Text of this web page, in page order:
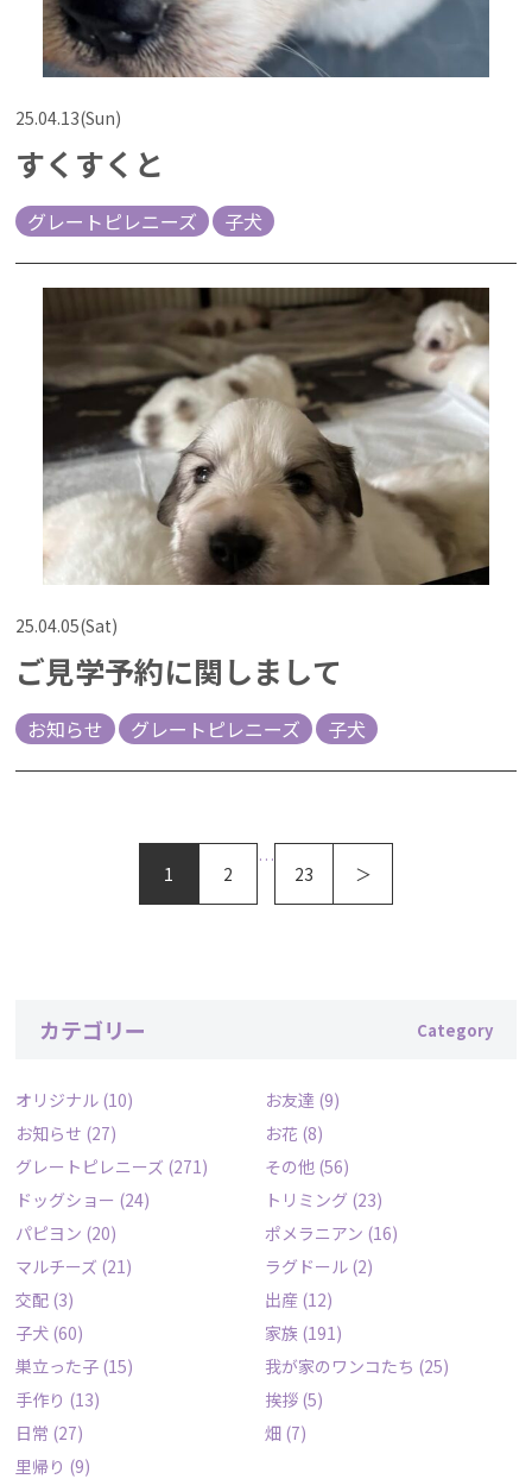
25.04.13(Sun)
すくすくと
グレートピレニーズ 子犬
25.04.05(Sat)
ご見学予約に関しまして
お知らせ グレートピレニーズ 子犬
1 2
…
23 ＞
カテゴリー
オリジナル (10) お友達 (9)
お知らせ (27) お花 (8)
グレートピレニーズ (271) その他(56)
ドッグショー (24) トリミング (23)
パピヨン (20) ポメラニアン (16)
マルチーズ (21) ラグドール(2)
交配 (3) 出産(12)
子犬 (60) 家族 (191)
巣立った子 (15) 我が家のワンコたち (25)
手作り (13) 挨拶(5)
日常 (27) 畑(7)
里帰り (9)